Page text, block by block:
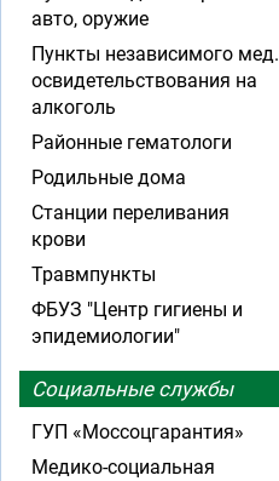
авто, оружие
Пункты независимого мед.
освидетельствования на
алкоголь
Районные гематологи
Родильные дома
Станции переливания
крови
Травмпункты
ФБУЗ "Центр гигиены и
эпидемиологии"
Социальные службы
ГУП «Моссоцгарантия»
Медико-социальная